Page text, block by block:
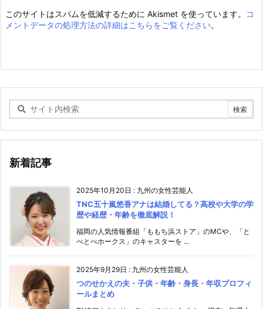
このサイトはスパムを低減するために Akismet を使っています。
コ
メントデータの処理方法の詳細はこちらをご覧ください。
新着記事
2025年10月20日 : 九州の女性芸能人
TNC五十嵐悠香アナは結婚してる？高校や大学の学
歴や経歴・年齢を徹底解説！
福岡の人気情報番組「ももち浜ストア」のMCや、「と
べとべホークス」のキャスターを ...
2025年9月29日 : 九州の女性芸能人
つのせかえの夫・子供・年齢・身長・年収プロフィ
ールまとめ